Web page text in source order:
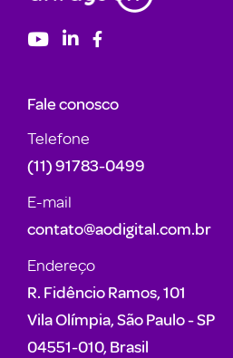
Fale conosco
Telefone
(11) 91783-0499
E-mail
contato@aodigital.com.br
Endereço
R. Fidêncio Ramos, 101
Vila Olímpia, São Paulo - SP
04551-010, Brasil